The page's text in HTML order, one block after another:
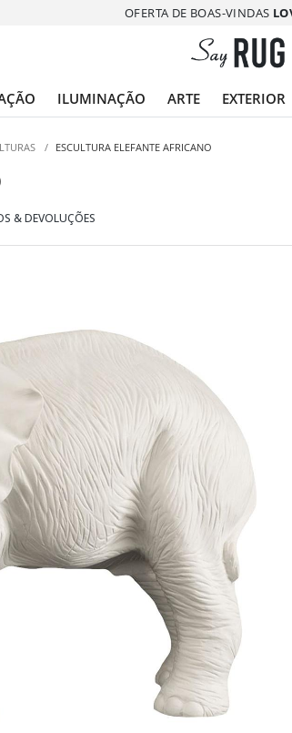
OFERTA DE BOAS-VINDAS
ILUMINAÇÃO ARTE EXTERIOR
/ ESCULTURA ELEFANTE AFRICANO
& DEVOLUÇÕES